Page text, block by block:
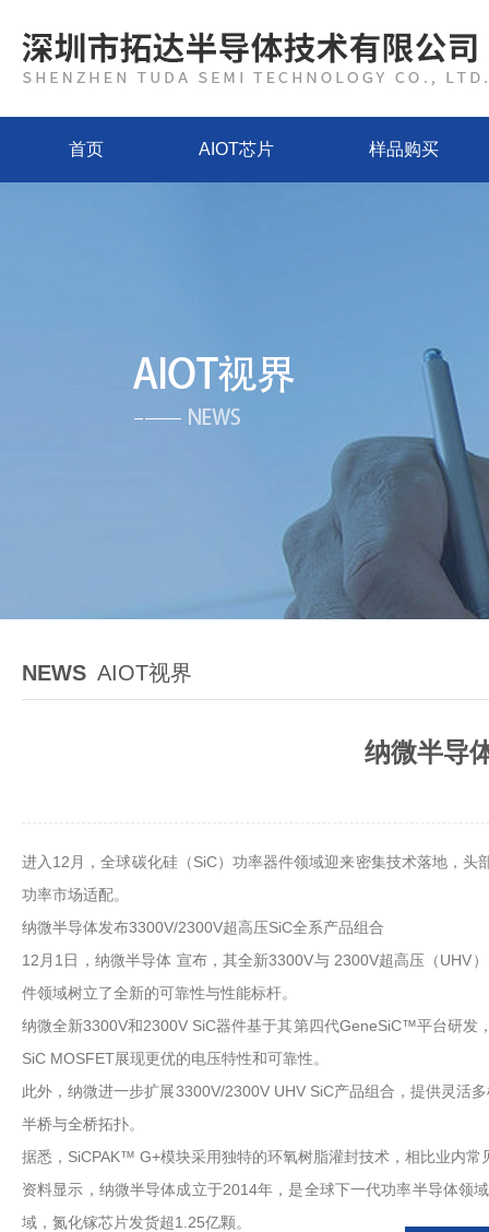
首页 AIOT芯片 样品购买
NEWS AIOT视界
纳微半导
进入12月，全球碳化硅（SiC）功率器件领域迎来密集技术落地，
功率市场适配。
纳微半导体发布3300V/2300V超高压SiC全系产品组合
12月1日，纳微半导体 宣布，其全新3300V与 2300V超高压（UHV
件领域树立了全新的可靠性与性能标杆。
纳微全新3300V和2300V SiC器件基于其第四代GeneSiC™平台研发
SiC MOSFET展现更优的电压特性和可靠性。
此外，纳微进一步扩展3300V/2300V UHV SiC产品组合，提供灵活
半桥与全桥拓扑。
据悉，SiCPAK™ G+模块采用独特的环氧树脂灌封技术，相比业内
资料显示，纳微半导体成立于2014年，是全球下一代功率半导体领
域，氮化镓芯片发货超1.25亿颗。